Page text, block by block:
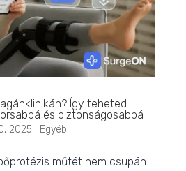
Így teheted
és biztonságosabbá
2025 Egyéb
műtét nem csupán